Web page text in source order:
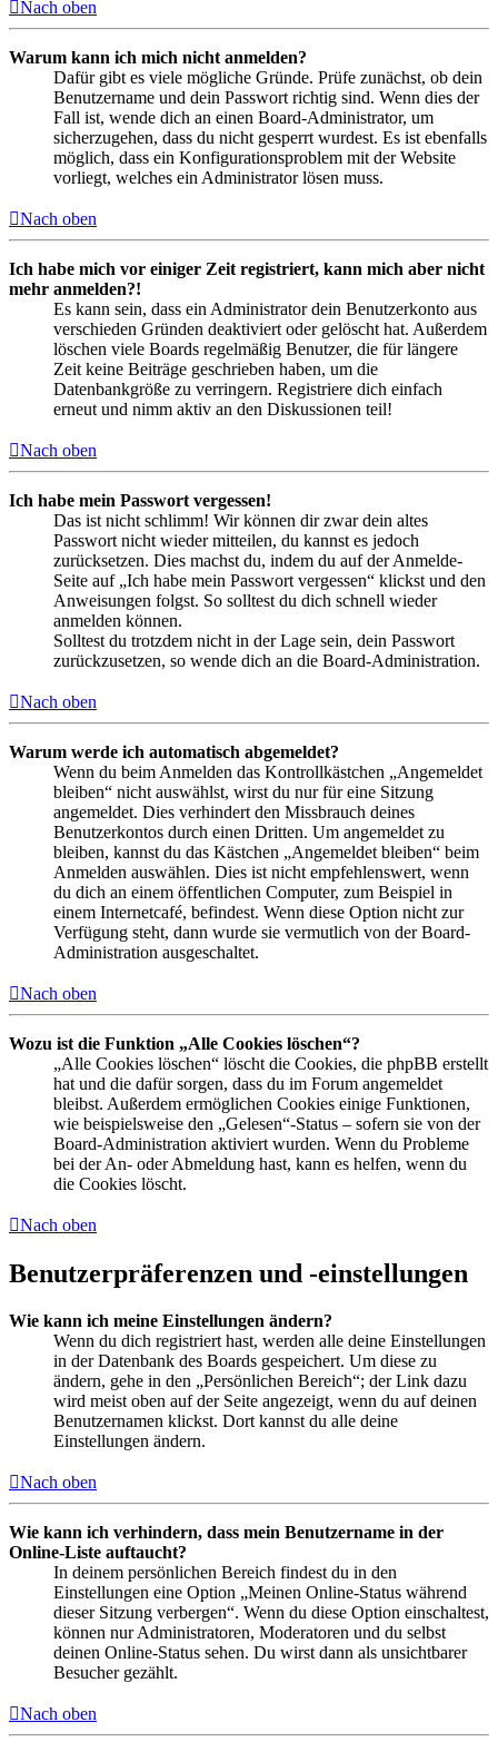
Nach oben
Warum kann ich mich nicht anmelden?
Dafür gibt es viele mögliche Gründe. Prüfe zunächst, ob dein
Benutzername und dein Passwort richtig sind. Wenn dies der
Fall ist, wende dich an einen Board-Administrator, um
sicherzugehen, dass du nicht gesperrt wurdest. Es ist ebenfalls
möglich, dass ein Konfigurationsproblem mit der Website
vorliegt, welches ein Administrator lösen muss.
Nach oben
Ich habe mich vor einiger Zeit registriert, kann mich aber nicht
mehr anmelden?!
Es kann sein, dass ein Administrator dein Benutzerkonto aus
verschieden Gründen deaktiviert oder gelöscht hat. Außerdem
löschen viele Boards regelmäßig Benutzer, die für längere
Zeit keine Beiträge geschrieben haben, um die
Datenbankgröße zu verringern. Registriere dich einfach
erneut und nimm aktiv an den Diskussionen teil!
Nach oben
Ich habe mein Passwort vergessen!
Das ist nicht schlimm! Wir können dir zwar dein altes
Passwort nicht wieder mitteilen, du kannst es jedoch
zurücksetzen. Dies machst du, indem du auf der Anmelde-
Seite auf „Ich habe mein Passwort vergessen“ klickst und den
Anweisungen folgst. So solltest du dich schnell wieder
anmelden können.
Solltest du trotzdem nicht in der Lage sein, dein Passwort
zurückzusetzen, so wende dich an die Board-Administration.
Nach oben
Warum werde ich automatisch abgemeldet?
Wenn du beim Anmelden das Kontrollkästchen „Angemeldet
bleiben“ nicht auswählst, wirst du nur für eine Sitzung
angemeldet. Dies verhindert den Missbrauch deines
Benutzerkontos durch einen Dritten. Um angemeldet zu
bleiben, kannst du das Kästchen „Angemeldet bleiben“ beim
Anmelden auswählen. Dies ist nicht empfehlenswert, wenn
du dich an einem öffentlichen Computer, zum Beispiel in
einem Internetcafé, befindest. Wenn diese Option nicht zur
Verfügung steht, dann wurde sie vermutlich von der Board-
Administration ausgeschaltet.
Nach oben
Wozu ist die Funktion „Alle Cookies löschen“?
„Alle Cookies löschen“ löscht die Cookies, die phpBB erstellt
hat und die dafür sorgen, dass du im Forum angemeldet
bleibst. Außerdem ermöglichen Cookies einige Funktionen,
wie beispielsweise den „Gelesen“-Status – sofern sie von der
Board-Administration aktiviert wurden. Wenn du Probleme
bei der An- oder Abmeldung hast, kann es helfen, wenn du
die Cookies löscht.
Nach oben
Benutzerpräferenzen und -einstellungen
Wie kann ich meine Einstellungen ändern?
Wenn du dich registriert hast, werden alle deine Einstellungen
in der Datenbank des Boards gespeichert. Um diese zu
ändern, gehe in den „Persönlichen Bereich“; der Link dazu
wird meist oben auf der Seite angezeigt, wenn du auf deinen
Benutzernamen klickst. Dort kannst du alle deine
Einstellungen ändern.
Nach oben
Wie kann ich verhindern, dass mein Benutzername in der
Online-Liste auftaucht?
In deinem persönlichen Bereich findest du in den
Einstellungen eine Option „Meinen Online-Status während
dieser Sitzung verbergen“. Wenn du diese Option einschaltest,
können nur Administratoren, Moderatoren und du selbst
deinen Online-Status sehen. Du wirst dann als unsichtbarer
Besucher gezählt.
Nach oben